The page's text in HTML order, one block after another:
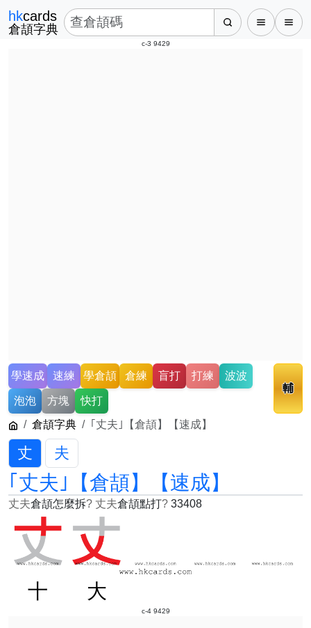
hkcards
倉頡字典
c-3 9429
學速成 速練 學倉頡 倉練 盲打 打練 波波
泡泡 方塊 快打
輔
倉頡字典 ｢丈夫｣【倉頡】【速成】
丈 夫
｢丈夫｣【倉頡】【速成】
丈夫倉頡怎麼拆? 丈夫倉頡點打? 33408
十 大
c-4 9429